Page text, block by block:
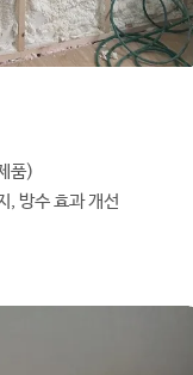
품)
, 방수 효과 개선